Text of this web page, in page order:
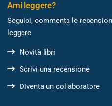
Ami leggere?
Seguici, commenta le
leggere
Novità libri
Scrivi una recensione
Diventa un collaboratore